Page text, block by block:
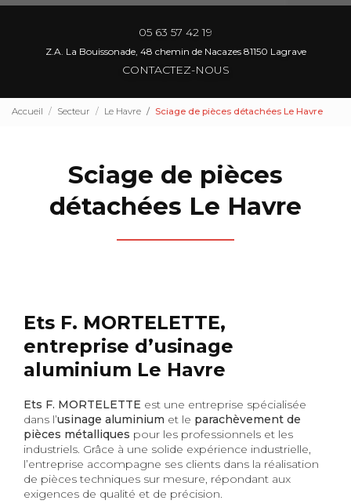
05 63 57 42 19
Z.A. La Bouissonade, 48 chemin de Nacazes 81150 Lagrave
CONTACTEZ-NOUS
Accueil Secteur Le Havre Sciage de pièces détachées Le Havre
Sciage de pièces
détachées Le Havre
Ets F. MORTELETTE,
entreprise d’usinage
aluminium Le Havre
Ets F. MORTELETTE est une entreprise spécialisée
dans l’usinage aluminium et le parachèvement de
pièces métalliques pour les professionnels et les
industriels. Grâce à une solide expérience industrielle,
l’entreprise accompagne ses clients dans la réalisation
de pièces techniques sur mesure, répondant aux
exigences de qualité et de précision.